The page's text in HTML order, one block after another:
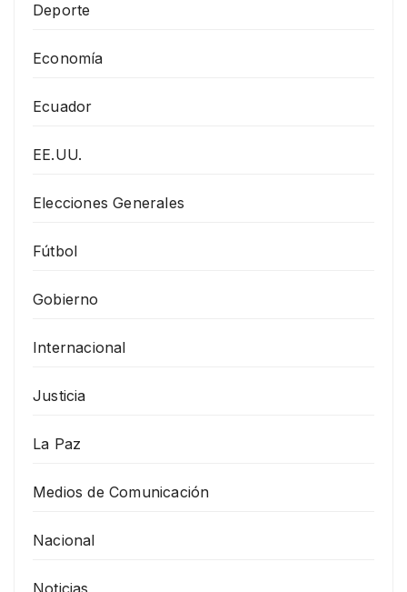
Deporte
Economía
Ecuador
EE.UU.
Elecciones Generales
Fútbol
Gobierno
Internacional
Justicia
La Paz
Medios de Comunicación
Nacional